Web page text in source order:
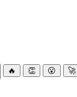
🔥 👏 😮 🚀